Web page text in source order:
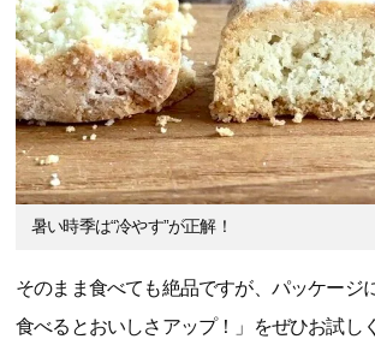
暑い時季は“冷やす”が正解！
そのまま食べても絶品ですが、パッケージ
食べるとおいしさアップ！」をぜひお試し